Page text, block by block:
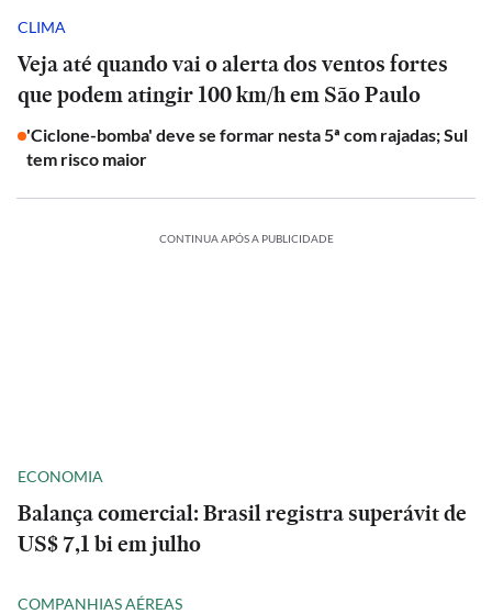
CLIMA
Veja até quando vai o alerta dos ventos fortes
que podem atingir 100 km/h em São Paulo
'Ciclone-bomba' deve se formar nesta 5ª com rajadas; Sul
tem risco maior
CONTINUA APÓS A PUBLICIDADE
ECONOMIA
Balança comercial: Brasil registra superávit de
US$ 7,1 bi em julho
COMPANHIAS AÉREAS